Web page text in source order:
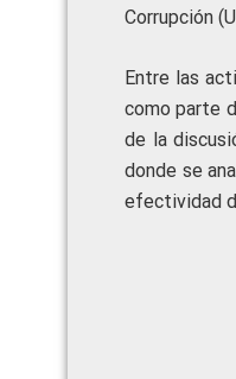
Corrupción
Entre las
como parte
de la
donde se
efectividad